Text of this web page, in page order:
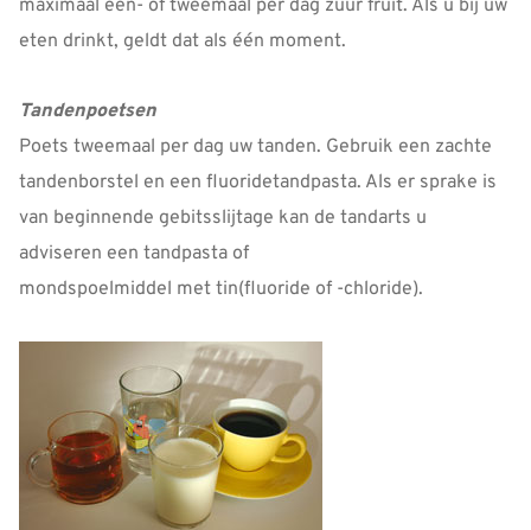
maximaal een- of tweemaal per dag zuur fruit. Als u bij uw
eten drinkt, geldt dat als één moment.
Tandenpoetsen
Poets tweemaal per dag uw tanden. Gebruik een zachte
tandenborstel en een fluoridetandpasta. Als er sprake is
van beginnende gebitsslijtage kan de tandarts u
adviseren een tandpasta of
mondspoelmiddel met tin(fluoride of -chloride).